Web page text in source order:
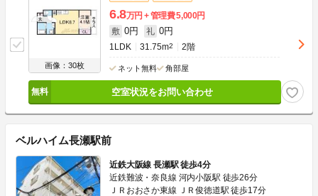
画像：30枚
6.8万円 管理費5,000円
敷 0円 礼 0円
1LDK 31.75m2 2階
ネット無料 角部屋
空室状況をお問い合わせ
ベルハイム長瀬駅前
近鉄大阪線 長瀬駅 徒歩4分
近鉄難波・奈良線 河内小阪駅 徒歩26分
ＪＲおおさか東線 ＪＲ俊徳道駅 徒歩17分